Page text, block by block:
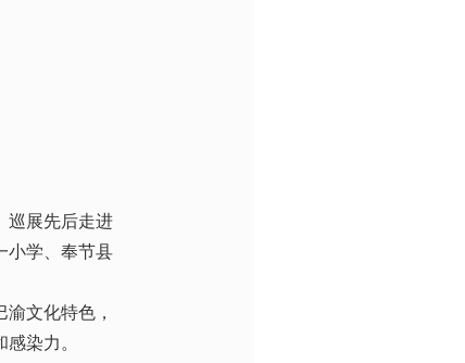
巡展先后走进
小学、奉节县
文化特色，
染力。